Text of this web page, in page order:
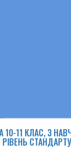
10-11 КЛАС, З
СТАНДАРТУ